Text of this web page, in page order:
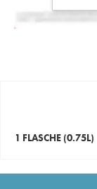
1 FLASCHE (0.75L)